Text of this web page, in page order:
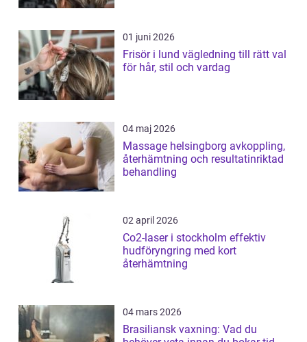
01 juni 2026
Frisör i lund vägledning till rätt val
för hår, stil och vardag
04 maj 2026
Massage helsingborg avkoppling,
återhämtning och resultatinriktad
behandling
02 april 2026
Co2-laser i stockholm effektiv
hudföryngring med kort
återhämtning
04 mars 2026
Brasiliansk vaxning: Vad du